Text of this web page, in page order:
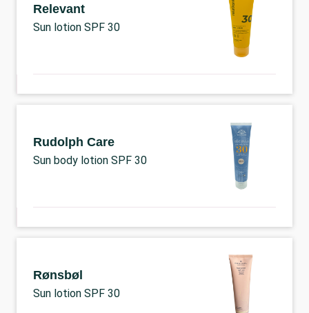
Relevant
Sun lotion SPF 30
Rudolph Care
Sun body lotion SPF 30
Rønsbøl
Sun lotion SPF 30